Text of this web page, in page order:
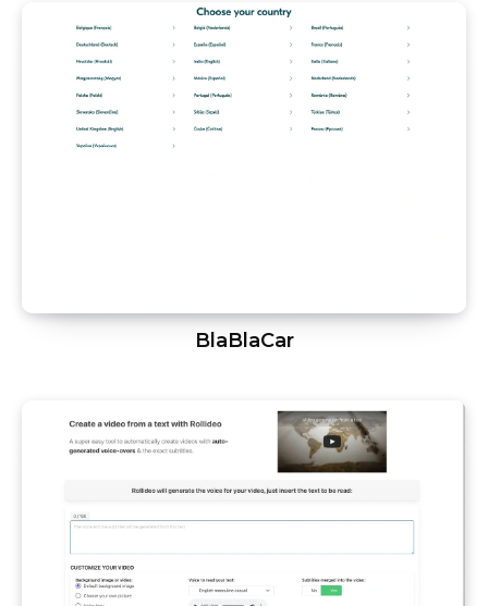
BlaBlaCar